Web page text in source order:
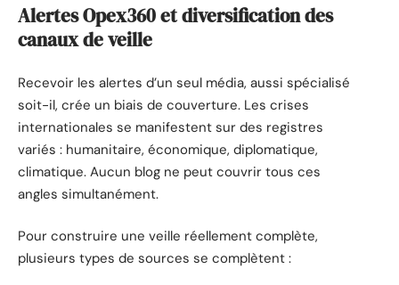
Alertes Opex360 et diversification des
canaux de veille
Recevoir les alertes d’un seul média, aussi spécialisé
soit-il, crée un biais de couverture. Les crises
internationales se manifestent sur des registres
variés : humanitaire, économique, diplomatique,
climatique. Aucun blog ne peut couvrir tous ces
angles simultanément.
Pour construire une veille réellement complète,
plusieurs types de sources se complètent :